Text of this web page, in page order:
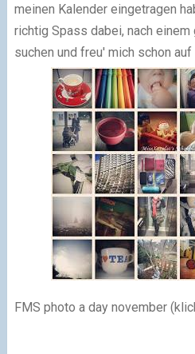
meinen Kalender eingetragen
richtig Spass dabei, nach
suchen und freu' mich schon
FMS photo a day november